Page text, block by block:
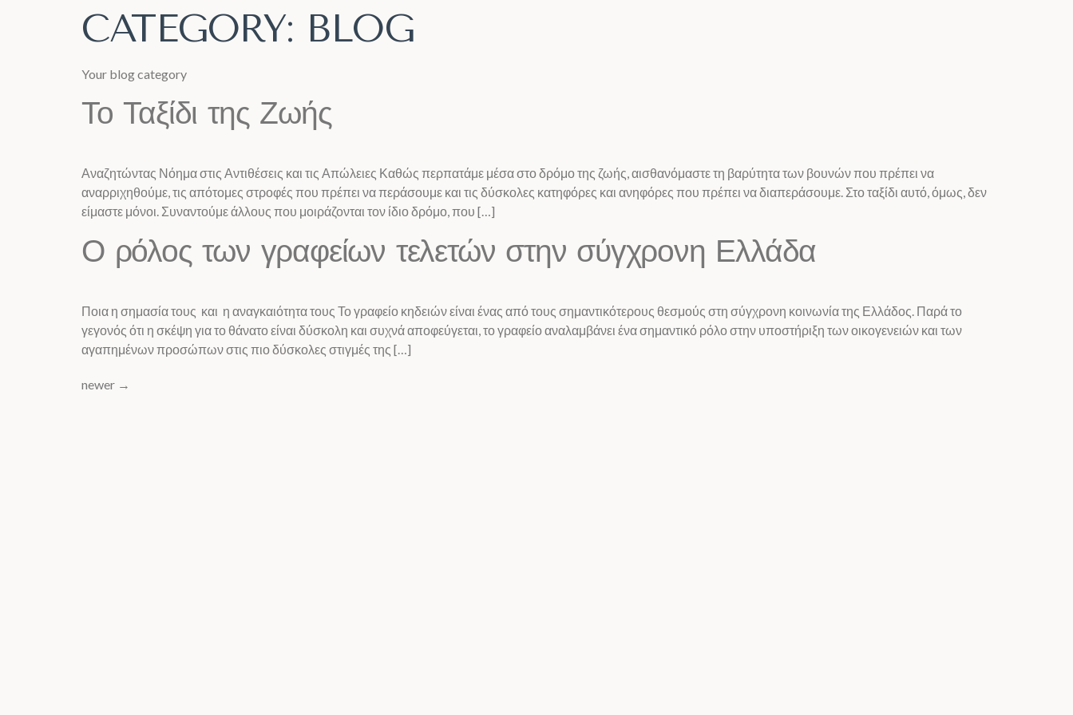
CATEGORY: BLOG
Your blog category
Το Ταξίδι της Ζωής
Αναζητώντας Νόημα στις Αντιθέσεις και τις Απώλειες Καθώς περπατάμε μέσα στο δρόμο της ζωής, αισθανόμαστε τη βαρύτητα των βουνών που πρέπει να
αναρριχηθούμε, τις απότομες στροφές που πρέπει να περάσουμε και τις δύσκολες κατηφόρες και ανηφόρες που πρέπει να διαπεράσουμε. Στο ταξίδι αυτό, όμως, δεν
είμαστε μόνοι. Συναντούμε άλλους που μοιράζονται τον ίδιο δρόμο, που […]
Ο ρόλος των γραφείων τελετών στην σύγχρονη Ελλάδα
Ποια η σημασία τους και η αναγκαιότητα τους Το γραφείο κηδειών είναι ένας από τους σημαντικότερους θεσμούς στη σύγχρονη κοινωνία της Ελλάδος. Παρά το
γεγονός ότι η σκέψη για το θάνατο είναι δύσκολη και συχνά αποφεύγεται, το γραφείο αναλαμβάνει ένα σημαντικό ρόλο στην υποστήριξη των οικογενειών και των
αγαπημένων προσώπων στις πιο δύσκολες στιγμές της […]
newer →